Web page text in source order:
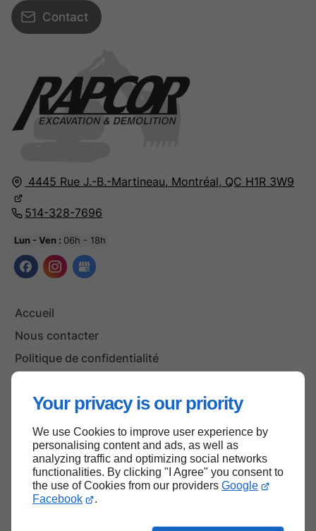
Your privacy is our priority
We use Cookies to improve user experience by
personalising content and ads, as well as
analyzing traffic and optimizing social networks
functionalities. By clicking "I Agree" you consent to
the use of Cookies from our providers Google
Facebook
.
4445 Rue J.-B.-Martineau, Montréal, QC H1R 3W9
514-328-7696
Lun - Ven : 06h - 18h
Accueil
Nous contacter
Politique de confidentialité
Contact
Haut de page